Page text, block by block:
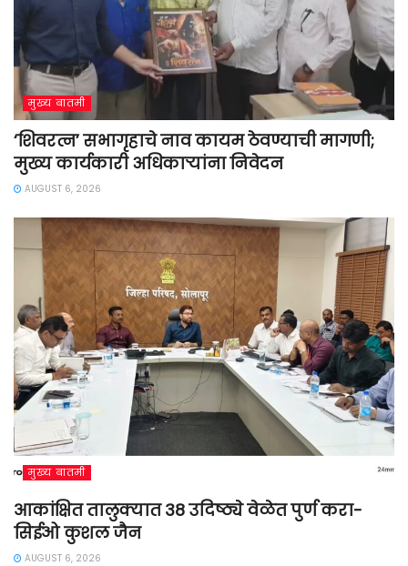
मुख्य बातमी
‘शिवरत्न’ सभागृहाचे नाव कायम ठेवण्याची मागणी;
मुख्य कार्यकारी अधिकाऱ्यांना निवेदन
AUGUST 6, 2026
मुख्य बातमी
आकांक्षित तालुक्यात 38 उदिष्ठ्ये वेळेत पुर्ण करा-
सिईओ कुशल जैन
AUGUST 6, 2026